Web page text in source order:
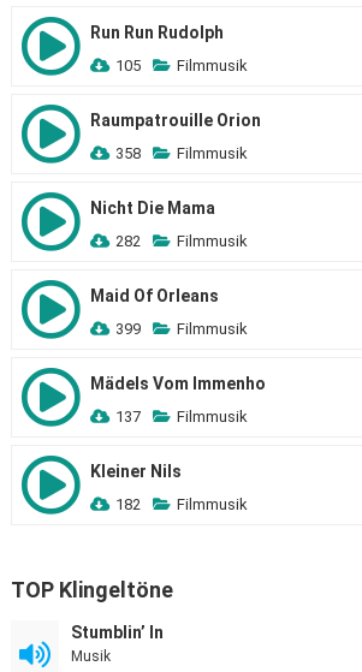
Run Run Rudolph
105 Filmmusik
Raumpatrouille Orion
358 Filmmusik
Nicht Die Mama
282 Filmmusik
Maid Of Orleans
399 Filmmusik
Mädels Vom Immenho
137 Filmmusik
Kleiner Nils
182 Filmmusik
TOP Klingeltöne
Stumblin’ In
Musik